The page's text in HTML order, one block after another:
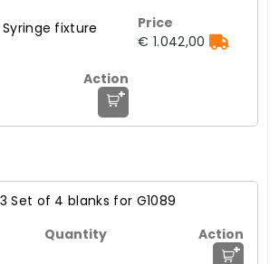
Syringe fixture
€ 1.042,00
+
Set of 4 blanks for G1089
+